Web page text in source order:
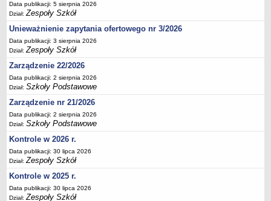
Data publikacji: 5 sierpnia 2026
Dział:Zespoły Szkół
Unieważnienie zapytania ofertowego nr 3/2026
Data publikacji: 3 sierpnia 2026
Dział:Zespoły Szkół
Zarządzenie 22/2026
Data publikacji: 2 sierpnia 2026
Dział:Szkoły Podstawowe
Zarządzenie nr 21/2026
Data publikacji: 2 sierpnia 2026
Dział:Szkoły Podstawowe
Kontrole w 2026 r.
Data publikacji: 30 lipca 2026
Dział:Zespoły Szkół
Kontrole w 2025 r.
Data publikacji: 30 lipca 2026
Dział:Zespoły Szkół